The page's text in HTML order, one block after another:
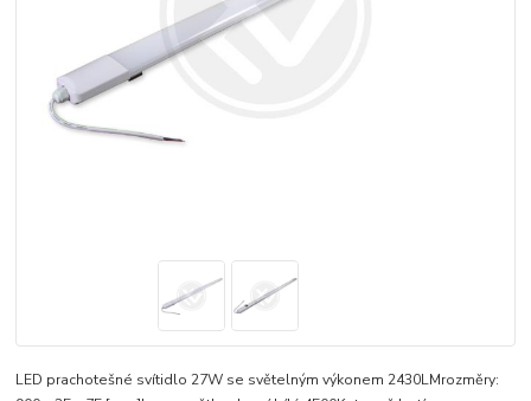
LED prachotešné svítidlo 27W se světelným výkonem 2430LMrozměry: